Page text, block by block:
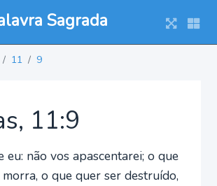
Sagrada
11 9
11:9
eu: não vos apascentarei; o que
o que quer ser destruído,